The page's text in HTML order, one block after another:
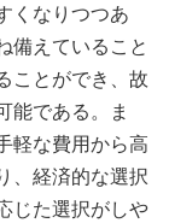
くなりつつあ
備えていること
ことができ、故
能である。ま
軽な費用から高
、経済的な選択
じた選択がしや